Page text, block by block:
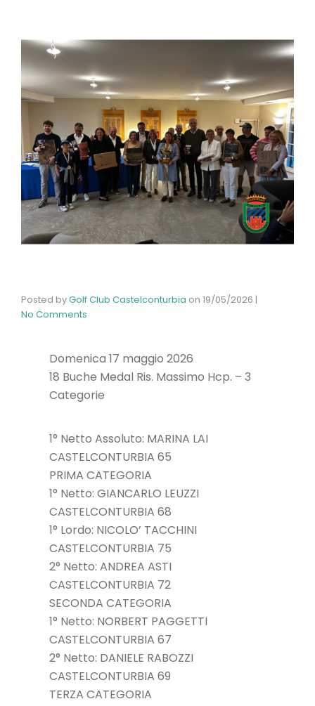
Posted byGolf Club Castelconturbia on 19/05/2026 |
No Comments
Domenica 17 maggio 2026
18 Buche Medal Ris. Massimo Hcp. – 3
Categorie
1° Netto Assoluto: MARINA LAI
CASTELCONTURBIA 65
PRIMA CATEGORIA
1° Netto: GIANCARLO LEUZZI
CASTELCONTURBIA 68
1° Lordo: NICOLO’ TACCHINI
CASTELCONTURBIA 75
2° Netto: ANDREA ASTI
CASTELCONTURBIA 72
SECONDA CATEGORIA
1° Netto: NORBERT PAGGETTI
CASTELCONTURBIA 67
2° Netto: DANIELE RABOZZI
CASTELCONTURBIA 69
TERZA CATEGORIA